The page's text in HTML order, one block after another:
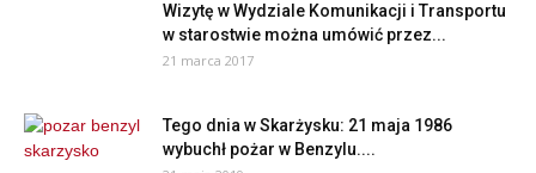
Wizytę w Wydziale Komunikacji i Transportu
w starostwie można umówić przez...
21 marca 2017
Tego dnia w Skarżysku: 21 maja 1986
wybuchł pożar w Benzylu....